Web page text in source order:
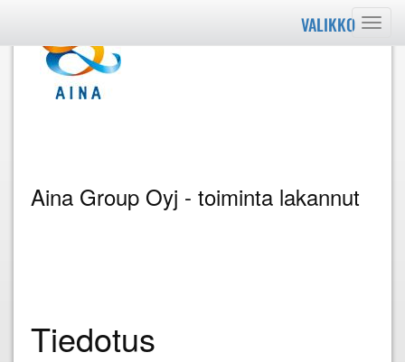
Aina Group Oyj - toiminta lakannut
VALIKKO
Tiedotus